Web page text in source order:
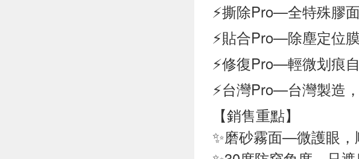
⚡撕除Pro—全特殊膠
⚡貼合Pro—除塵定位
⚡修復Pro—輕微划痕
⚡台灣Pro—台灣製造
【銷售重點】
✨磨砂霧面—微護眼，